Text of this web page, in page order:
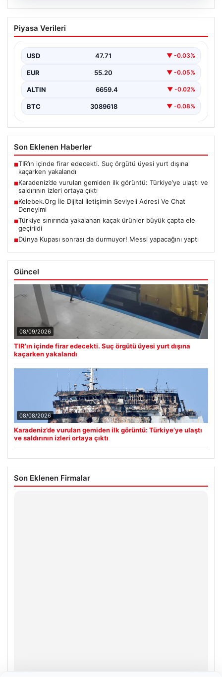
Karadeniz’de vurulan gemiden ilk
görüntü: Türkiye’ye ulaştı ve saldırının
Son dakika gelişmesiyle, Karadeniz’de saldırıya uğrayan
…
Piyasa Verileri
USD 47.71 ▼ -0.03%
EUR 55.20 ▼ -0.05%
ALTIN 6659.4 ▼ -0.02%
BTC 3089618 ▼ -0.08%
Son Eklenen Haberler
■TIR’ın içinde firar edecekti. Suç örgütü üyesi yurt dışına
kaçarken yakalandı
■Karadeniz’de vurulan gemiden ilk görüntü: Türkiye’ye ulaştı ve
saldırının izleri ortaya çıktı
■Kelebek.Org İle Dijital İletişimin Seviyeli Adresi Ve Chat
Deneyimi
■Türkiye sınırında yakalanan kaçak ürünler büyük çapta ele
geçirildi
■Dünya Kupası sonrası da durmuyor! Messi yapacağını yaptı
Güncel
08/09/2026
TIR’ın içinde firar edecekti. Suç örgütü üyesi yurt dışına
kaçarken yakalandı
08/08/2026
Karadeniz’de vurulan gemiden ilk görüntü: Türkiye’ye ulaştı
ve saldırının izleri ortaya çıktı
Son Eklenen Firmalar